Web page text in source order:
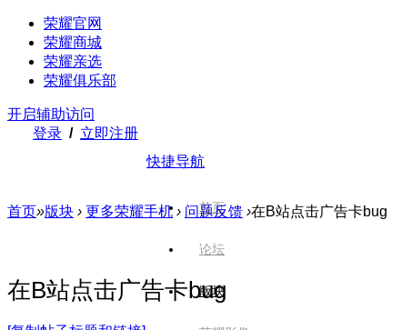
荣耀官网
荣耀商城
荣耀亲选
荣耀俱乐部
开启辅助访问
登录 / 立即注册
快捷导航
首页
论坛
版块
首页»版块 › 更多荣耀手机 › 问题反馈 ›在B站点击广告卡bug
在B站点击广告卡bug